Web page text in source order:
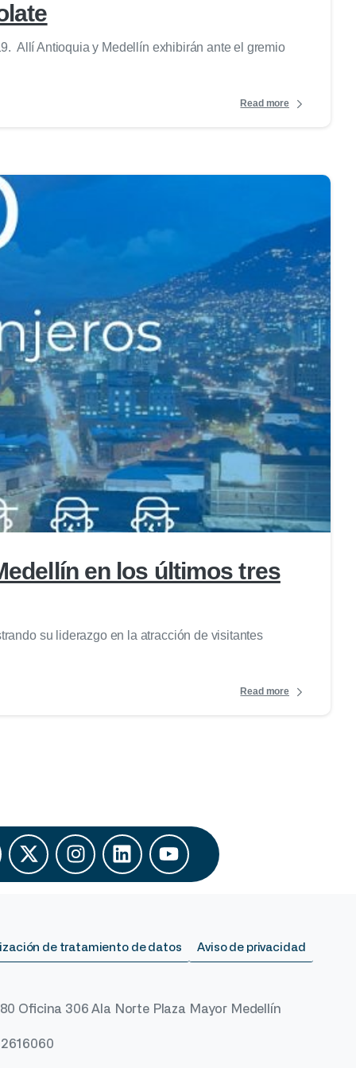
Allí Antioquia y Medellín exhibirán ante el gremio
Read more
en los últimos tres
su liderazgo en la atracción de visitantes
Read more
de tratamiento de datos Aviso de privacidad
Oficina 306 Ala Norte Plaza Mayor Medellín